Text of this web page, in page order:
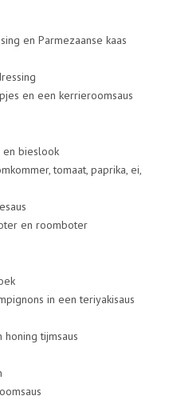
en Parmezaanse kaas
en een kerrieroomsaus
en bieslook
tomaat, paprika, ei,
en roomboter
in een teriyakisaus
tijmsaus